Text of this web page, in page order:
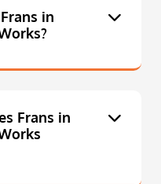
in
Frans in